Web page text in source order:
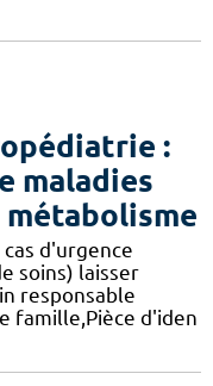
:
maladies
cas d'urgence
soins) laisser
responsable
famille,Pièce d'iden